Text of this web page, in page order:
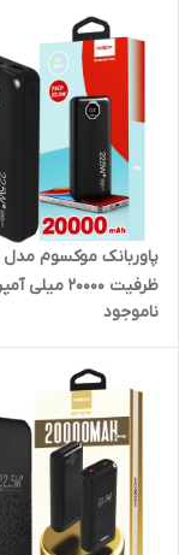
ظرفیت 20000 میلی آمپرساعت
ناموجود